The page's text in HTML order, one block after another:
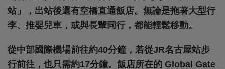
站」，出站後還有空橋直通飯店。無論是拖著大型行
李、推嬰兒車，或與長輩同行，都能輕鬆移動。
從中部國際機場前往約40分鐘，若從JR名古屋站步
行前往，也只需約17分鐘。飯店所在的 Global Gate